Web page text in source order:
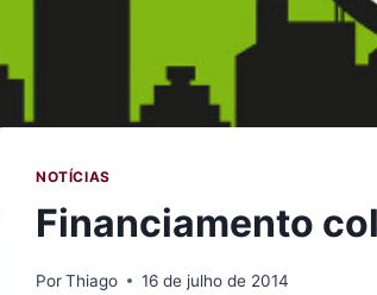
NOTÍCIAS
Financiamento
PorThiago 16 de julho de 2014